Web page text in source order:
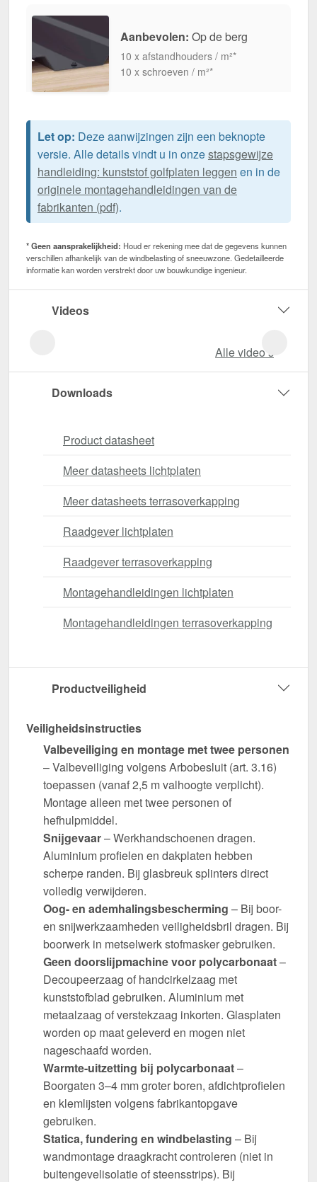
Aanbevolen: Op de berg
10 x afstandhouders / m²*
10 x schroeven / m²*
Let op: Deze aanwijzingen zijn een beknopte
versie. Alle details vindt u in onzestapsgewijze
handleiding: kunststof golfplaten leggen en in de
originele montagehandleidingen van de
fabrikanten (pdf).
* Geen aansprakelijkheid: Houd er rekening mee dat de gegevens kunnen
verschillen afhankelijk van de windbelasting of sneeuwzone. Gedetailleerde
informatie kan worden verstrekt door uw bouwkundige ingenieur.
Videos
Alle video‘s
Downloads
Product datasheet
Meer datasheets lichtplaten
Meer datasheets terrasoverkapping
Raadgever lichtplaten
Raadgever terrasoverkapping
Montagehandleidingen lichtplaten
Montagehandleidingen terrasoverkapping
Productveiligheid
Veiligheidsinstructies
Valbeveiliging en montage met twee personen
– Valbeveiliging volgens Arbobesluit (art. 3.16)
toepassen (vanaf 2,5 m valhoogte verplicht).
Montage alleen met twee personen of
hefhulpmiddel.
Snijgevaar– Werkhandschoenen dragen.
Aluminium profielen en dakplaten hebben
scherpe randen. Bij glasbreuk splinters direct
volledig verwijderen.
Oog- en ademhalingsbescherming – Bij boor-
en snijwerkzaamheden veiligheidsbril dragen. Bij
boorwerk in metselwerk stofmasker gebruiken.
Geen doorslijpmachine voor polycarbonaat–
Decoupeerzaag of handcirkelzaag met
kunststofblad gebruiken. Aluminium met
metaalzaag of verstekzaag inkorten. Glasplaten
worden op maat geleverd en mogen niet
nageschaafd worden.
Warmte-uitzetting bij polycarbonaat–
Boorgaten 3–4 mm groter boren, afdichtprofielen
en klemlijsten volgens fabrikantopgave
gebruiken.
Statica, fundering en windbelasting – Bij
wandmontage draagkracht controleren (niet in
buitengevelisolatie of steensstrips). Bij